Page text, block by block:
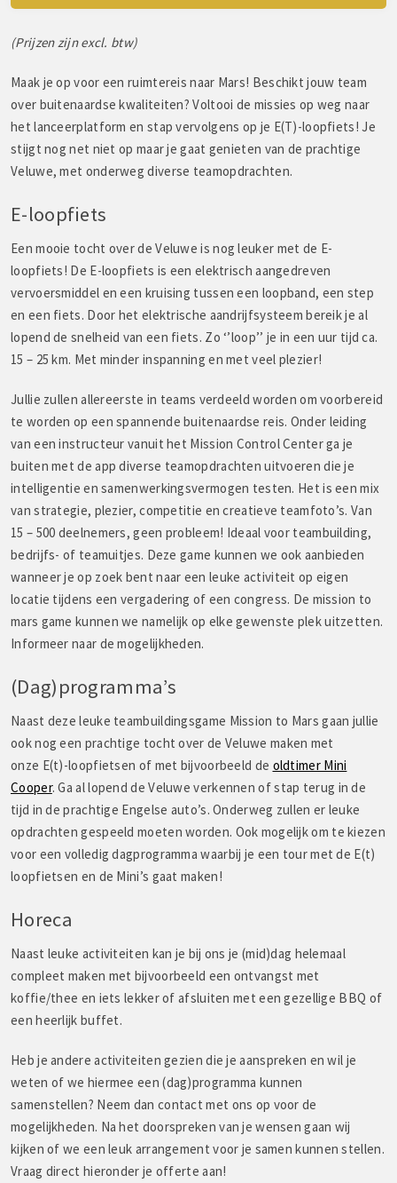
(Prijzen zijn excl. btw)
Maak je op voor een ruimtereis naar Mars! Beschikt jouw team
over buitenaardse kwaliteiten? Voltooi de missies op weg naar
het lanceerplatform en stap vervolgens op je E(T)-loopfiets! Je
stijgt nog net niet op maar je gaat genieten van de prachtige
Veluwe, met onderweg diverse teamopdrachten.
E-loopfiets
Een mooie tocht over de Veluwe is nog leuker met de E-
loopfiets! De E-loopfiets is een elektrisch aangedreven
vervoersmiddel en een kruising tussen een loopband, een step
en een fiets. Door het elektrische aandrijfsysteem bereik je al
lopend de snelheid van een fiets. Zo ‘’loop’’ je in een uur tijd ca.
15 – 25 km. Met minder inspanning en met veel plezier!
Jullie zullen allereerste in teams verdeeld worden om voorbereid
te worden op een spannende buitenaardse reis. Onder leiding
van een instructeur vanuit het Mission Control Center ga je
buiten met de app diverse teamopdrachten uitvoeren die je
intelligentie en samenwerkingsvermogen testen. Het is een mix
van strategie, plezier, competitie en creatieve teamfoto’s. Van
15 – 500 deelnemers, geen probleem! Ideaal voor teambuilding,
bedrijfs- of teamuitjes. Deze game kunnen we ook aanbieden
wanneer je op zoek bent naar een leuke activiteit op eigen
locatie tijdens een vergadering of een congress. De mission to
mars game kunnen we namelijk op elke gewenste plek uitzetten.
Informeer naar de mogelijkheden.
(Dag)programma’s
Naast deze leuke teambuildingsgame Mission to Mars gaan jullie
ook nog een prachtige tocht over de Veluwe maken met
onze E(t)-loopfietsen of met bijvoorbeeld de oldtimer Mini
Cooper. Ga al lopend de Veluwe verkennen of stap terug in de
tijd in de prachtige Engelse auto’s. Onderweg zullen er leuke
opdrachten gespeeld moeten worden. Ook mogelijk om te kiezen
voor een volledig dagprogramma waarbij je een tour met de E(t)
loopfietsen en de Mini’s gaat maken!
Horeca
Naast leuke activiteiten kan je bij ons je (mid)dag helemaal
compleet maken met bijvoorbeeld een ontvangst met
koffie/thee en iets lekker of afsluiten met een gezellige BBQ of
een heerlijk buffet.
Heb je andere activiteiten gezien die je aanspreken en wil je
weten of we hiermee een (dag)programma kunnen
samenstellen? Neem dan contact met ons op voor de
mogelijkheden. Na het doorspreken van je wensen gaan wij
kijken of we een leuk arrangement voor je samen kunnen stellen.
Vraag direct hieronder je offerte aan!